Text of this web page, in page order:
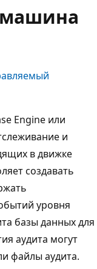
Engine или
и
в движке
создавать
уровня
базы данных для
аудита могут
файлы аудита.